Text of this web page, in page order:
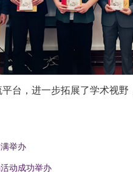
台，进一步拓展了学术视野
举办
动成功举办